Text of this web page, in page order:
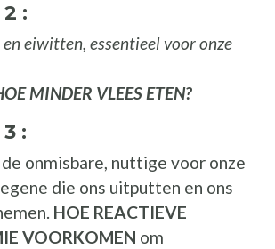
:
eiwitten, essentieel voor onze
MINDER VLEES ETEN?
:
onmisbare, nuttige voor onze
die ons uitputten en ons
HOE REACTIEVE
VOORKOMEN om